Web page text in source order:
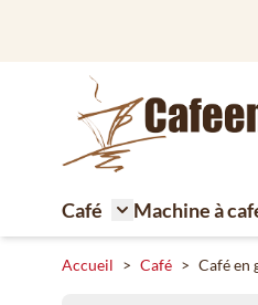
Café
Toggle
Machine à
Accueil > Café > Café en